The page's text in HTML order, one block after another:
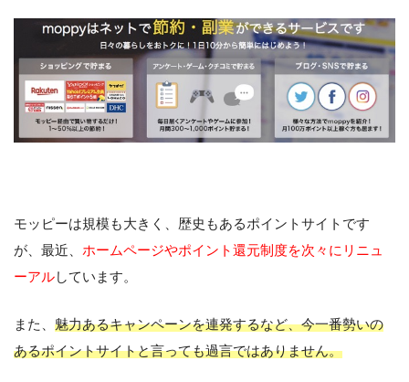
モッピーは規模も大きく、歴史もあるポイントサイトです
が、最近、 ホームページやポイント還元制度を次々にリニュ
ーアルしています。
また、 魅力あるキャンペーンを連発するなど、今一番勢いの
あるポイントサイトと言っても過言ではありません。